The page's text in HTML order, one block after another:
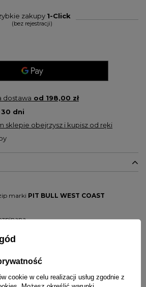
zakupy 1-Click
(bez rejestracji)
dostawa od 198,00 zł
30 dni
sklepie obejrzysz i kupisz od ręki
marki PIT BULL WEST COAST
na piersi
ruchów, dzięki czemu sprawdzi się świetnie
cookie w celu realizacji usług zgodnie z